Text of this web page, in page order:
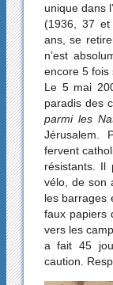
unique dans
(1936, 37
ans, se
n’est
encore 5 fois
Le 5 mai
paradis des
parmi les
Jérusalem.
fervent
résistants. Il
vélo, de son
les barrages
faux papiers
vers les
a fait 45
caution.